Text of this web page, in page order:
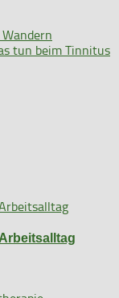
tun beim Tinnitus